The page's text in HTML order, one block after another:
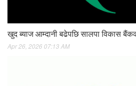
खुद ब्याज आम्दानी बढेपछि सालपा विकास
Apr 26, 2026 07:13 AM